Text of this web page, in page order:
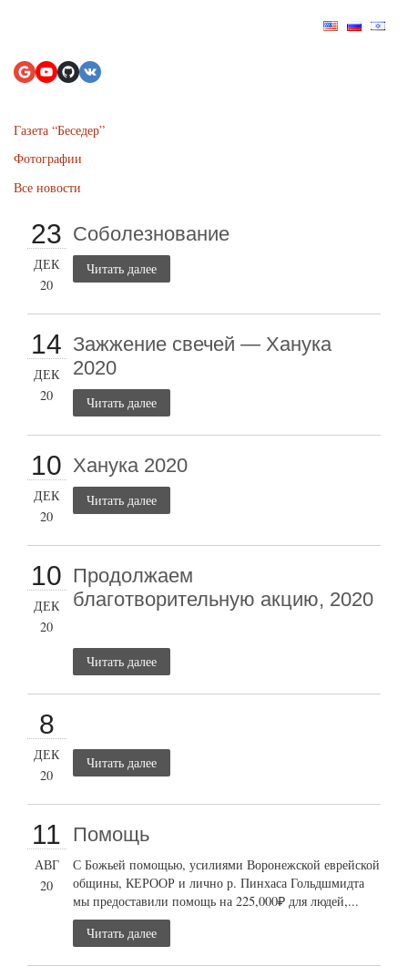
Газета “Беседер”
Фотографии
Все новости
23
ДЕК
20
Соболезнование
Читать далее
14
ДЕК
20
Зажжение свечей — Ханука
2020
Читать далее
10
ДЕК
20
Ханука 2020
Читать далее
10
ДЕК
20
Продолжаем
благотворительную акцию, 2020
Читать далее
8
ДЕК
20
Читать далее
11
АВГ
20
Помощь
С Божьей помощью, усилиями Воронежской еврейской
общины, КЕРООР и лично р. Пинхаса Гольдшмидта
мы предоставили помощь на 225,000₽ для людей,...
Читать далее